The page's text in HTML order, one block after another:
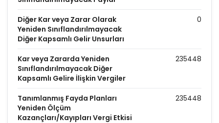
Diğer Kar veya Zarar Olarak
Yeniden Sınıflandırılmayacak
Diğer Kapsamlı Gelir Unsurları
0
Kar veya Zararda Yeniden
Sınıflandırılmayacak Diğer
Kapsamlı Gelire İlişkin Vergiler
235448
Tanımlanmış Fayda Planları
Yeniden Ölçüm
Kazançları/Kayıpları Vergi Etkisi
235448